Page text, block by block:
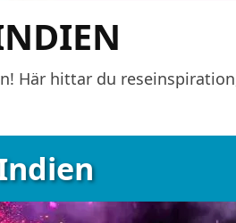
Här hittar du